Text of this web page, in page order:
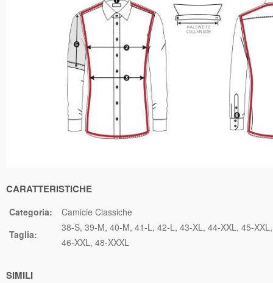
CARATTERISTICHE
Categoria:
Camicie Classiche
Taglia:
38-S 39-M 40-M 41-L 42-L 43-XL 44-XXL 45-XXL
46-XXL 48-XXXL
SIMILI